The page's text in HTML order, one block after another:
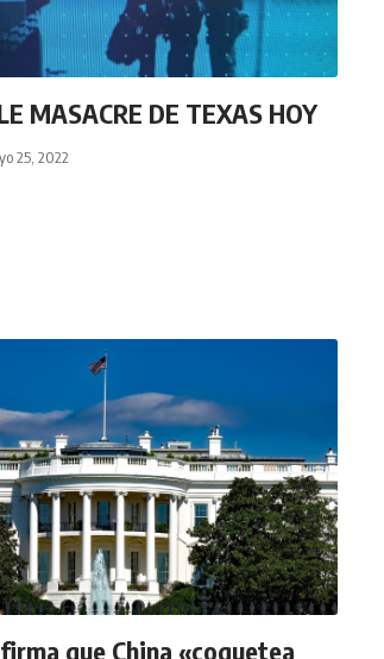
MASACRE DE TEXAS HOY
25, 2022
que China «coquetea